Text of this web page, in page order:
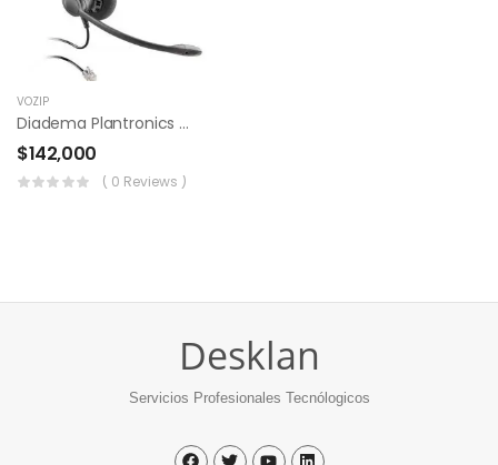
VOZIP
Diadema Plantronics Sp11
$142,000
( 0 Reviews )
Desklan
Servicios Profesionales Tecnólogicos